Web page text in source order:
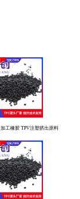
工橡胶 TPV注塑挤出原料